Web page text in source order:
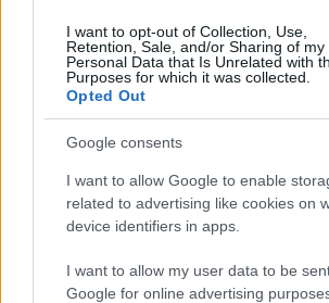
I want to opt-out of Collection, Use,
Retention, Sale, and/or Sharing of my
Personal Data that Is Unrelated with
Purposes for which it was collected.
Opted Out
Google consents
I want to allow Google to enable
related to advertising like cookies on
device identifiers in apps.
I want to allow my user data to be
Google for online advertising
F
a
ce
o
o
k
T
w
it
te
r
Pi
n
te
re
st
W
h
at
s
A
p
p
S
h
a
re
Articolo